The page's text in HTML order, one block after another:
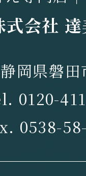
式会社
岡県磐
0120-
0538-